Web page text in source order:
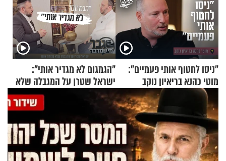
"ניסו לחטוף אותי פעמיים":
מוטי כהנא בריאיון נוקב
"הגמגום לא מגדיר אותי":
ישראל שטרן על המגבלה שלא
עוצרת אותו